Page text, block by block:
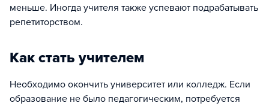
меньше. Иногда учителя также успевают подрабатывать
репетиторством.
Как стать учителем
Необходимо окончить университет или колледж. Если
образование не было педагогическим, потребуется